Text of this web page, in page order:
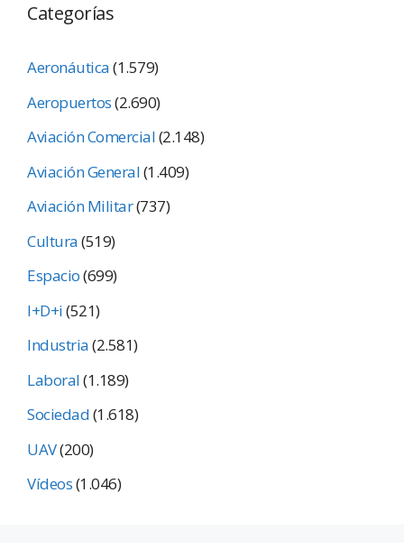
Categorías
Aeronáutica(1.579)
Aeropuertos(2.690)
Aviación Comercial(2.148)
Aviación General(1.409)
Aviación Militar(737)
Cultura(519)
Espacio(699)
I+D+i(521)
Industria(2.581)
Laboral(1.189)
Sociedad(1.618)
UAV(200)
Vídeos(1.046)